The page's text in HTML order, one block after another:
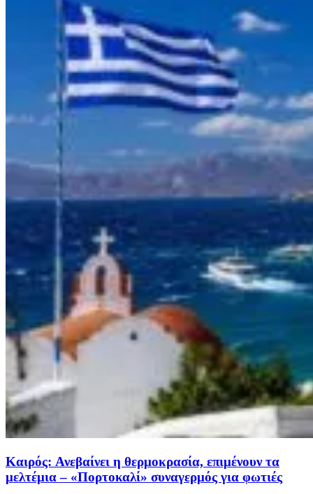
Καιρός: Ανεβαίνει η θερμοκρασία, επιμένουν τα
μελτέμια – «Πορτοκαλί» συναγερμός για φωτιές